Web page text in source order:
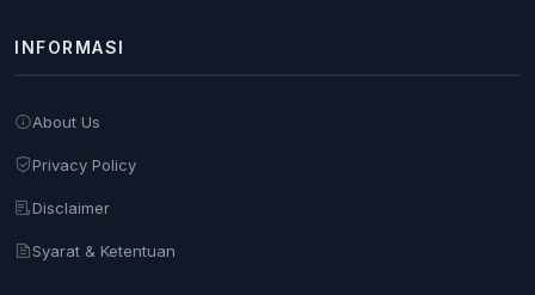
INFORMASI
About Us
Privacy Policy
Disclaimer
Syarat & Ketentuan